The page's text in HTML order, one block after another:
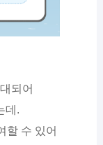
되어
데.
할 수 있어